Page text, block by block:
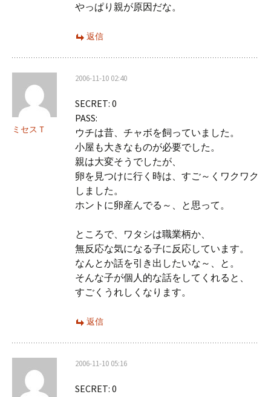
やっぱり親が原因だな。
返信
ミセスＴ
2006-11-10 02:40
SECRET: 0
PASS:
ウチは昔、チャボを飼っていました。
小屋も大きなものが必要でした。
親は大変そうでしたが、
卵を見つけに行く時は、すご～くワクワク
しました。
ホントに卵産んでる～、と思って。
ところで、ワタシは職業柄か、
無反応な気になる子に反応しています。
なんとか話を引き出したいな～、と。
そんな子が個人的な話をしてくれると、
すごくうれしくなります。
返信
2006-11-10 05:16
SECRET: 0